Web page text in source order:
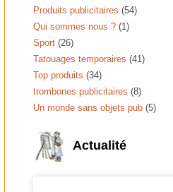
Produits publicitaires (54)
Qui sommes nous ? (1)
Sport (26)
Tatouages temporaires (41)
Top produits (34)
trombones publicitaires (8)
Un monde sans objets pub (5)
Actualité